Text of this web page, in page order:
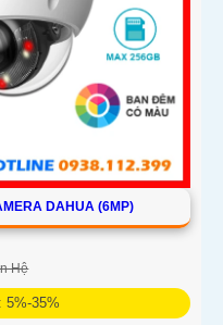
DAHUA (6MP)
Hệ
5%-35%